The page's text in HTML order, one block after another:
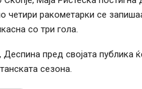
ракометарки се
со три гола.
пред својата публика
сезона.